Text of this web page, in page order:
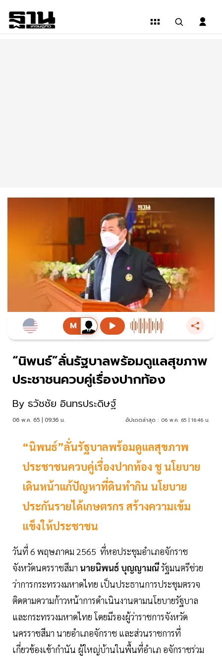
“นิพนธ์”ลั่นรัฐบาลพร้อมดูแลสุขภาพ
ประชาชนควบคู่เรื่องปากท้อง
By ธวัชชัย อินทรประดิษฐ์
06 พ.ค. 65 | 09:36 น. อัปเดตล่าสุด : 06 พ.ค. 65 | 16:46 น.
“นิพนธ์”ลั่นรัฐบาลพร้อมดูแลสุขภาพ
ประชาชนควบคู่เรื่องปากท้อง ชู นโยบาย
เดินหน้าแก้ปัญหาที่ดินทำกิน นโยบาย
ประกันรายได้เกษตรกร สร้างความเข้ม
แข็งให้ประชาชน
วันที่ 6 พฤษภาคม 2565 ที่หอประชุมอำเภอจักราช
จังหวัดนครราชสีมา นายนิพนธ์ บุญญามณีรัฐมนตรีช่วย
ว่าการกระทรวงมหาดไทย เป็นประธานการประชุมตรวจ
ติดตามความก้าวหน้าการดำเนินงานตามนโยบายรัฐบาล
และกระทรวงมหาดไทย โดยมีรองผู้ว่าราชการจังหวัด
นครราชสีมา นายอำเภอจักราช และส่วนราชการที่
เกี่ยวข้องเข้ากำนัน ผู้ใหญ่บ้านในพื้นที่อำเภ อจักราชร่วม